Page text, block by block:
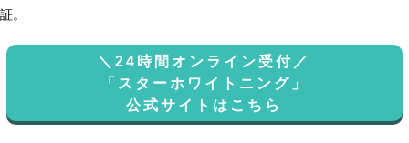
証。
＼24時間オンライン受付／
「スターホワイトニング」
公式サイトはこちら